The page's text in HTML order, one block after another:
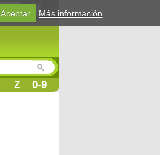
Login
Z 0-9
Aceptar Más información